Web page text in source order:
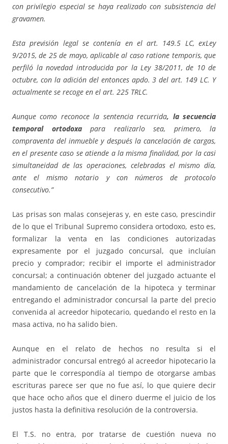
con privilegio especial se haya realizado con subsistencia del
gravamen.
Esta previsión legal se contenía en el art. 149.5 LC, exLey
9/2015, de 25 de mayo, aplicable al caso ratione temporis, que
perfiló la novedad introducida por la Ley 38/2011, de 10 de
octubre, con la adición del entonces apdo. 3 del art. 149 LC. Y
actualmente se recoge en el art. 225 TRLC.
Aunque como reconoce la sentencia recurrida, la secuencia
temporal ortodoxapara realizarlo sea, primero, la
compraventa del inmueble y después la cancelación de cargas,
en el presente caso se atiende a la misma finalidad, por la casi
simultaneidad de las operaciones, celebradas el mismo día,
ante el mismo notario y con números de protocolo
consecutivo.”
Las prisas son malas consejeras y, en este caso, prescindir
de lo que el Tribunal Supremo considera ortodoxo, esto es,
formalizar la venta en las condiciones autorizadas
expresamente por el juzgado concursal, que incluían
precio y comprador; recibir el importe el administrador
concursal; a continuación obtener del juzgado actuante el
mandamiento de cancelación de la hipoteca y terminar
entregando el administrador concursal la parte del precio
convenida al acreedor hipotecario, quedando el resto en la
masa activa, no ha salido bien.
Aunque en el relato de hechos no resulta si el
administrador concursal entregó al acreedor hipotecario la
parte que le correspondía al tiempo de otorgarse ambas
escrituras parece ser que no fue así, lo que quiere decir
que hace ocho años que el dinero duerme el juicio de los
justos hasta la definitiva resolución de la controversia.
El T.S. no entra, por tratarse de cuestión nueva no